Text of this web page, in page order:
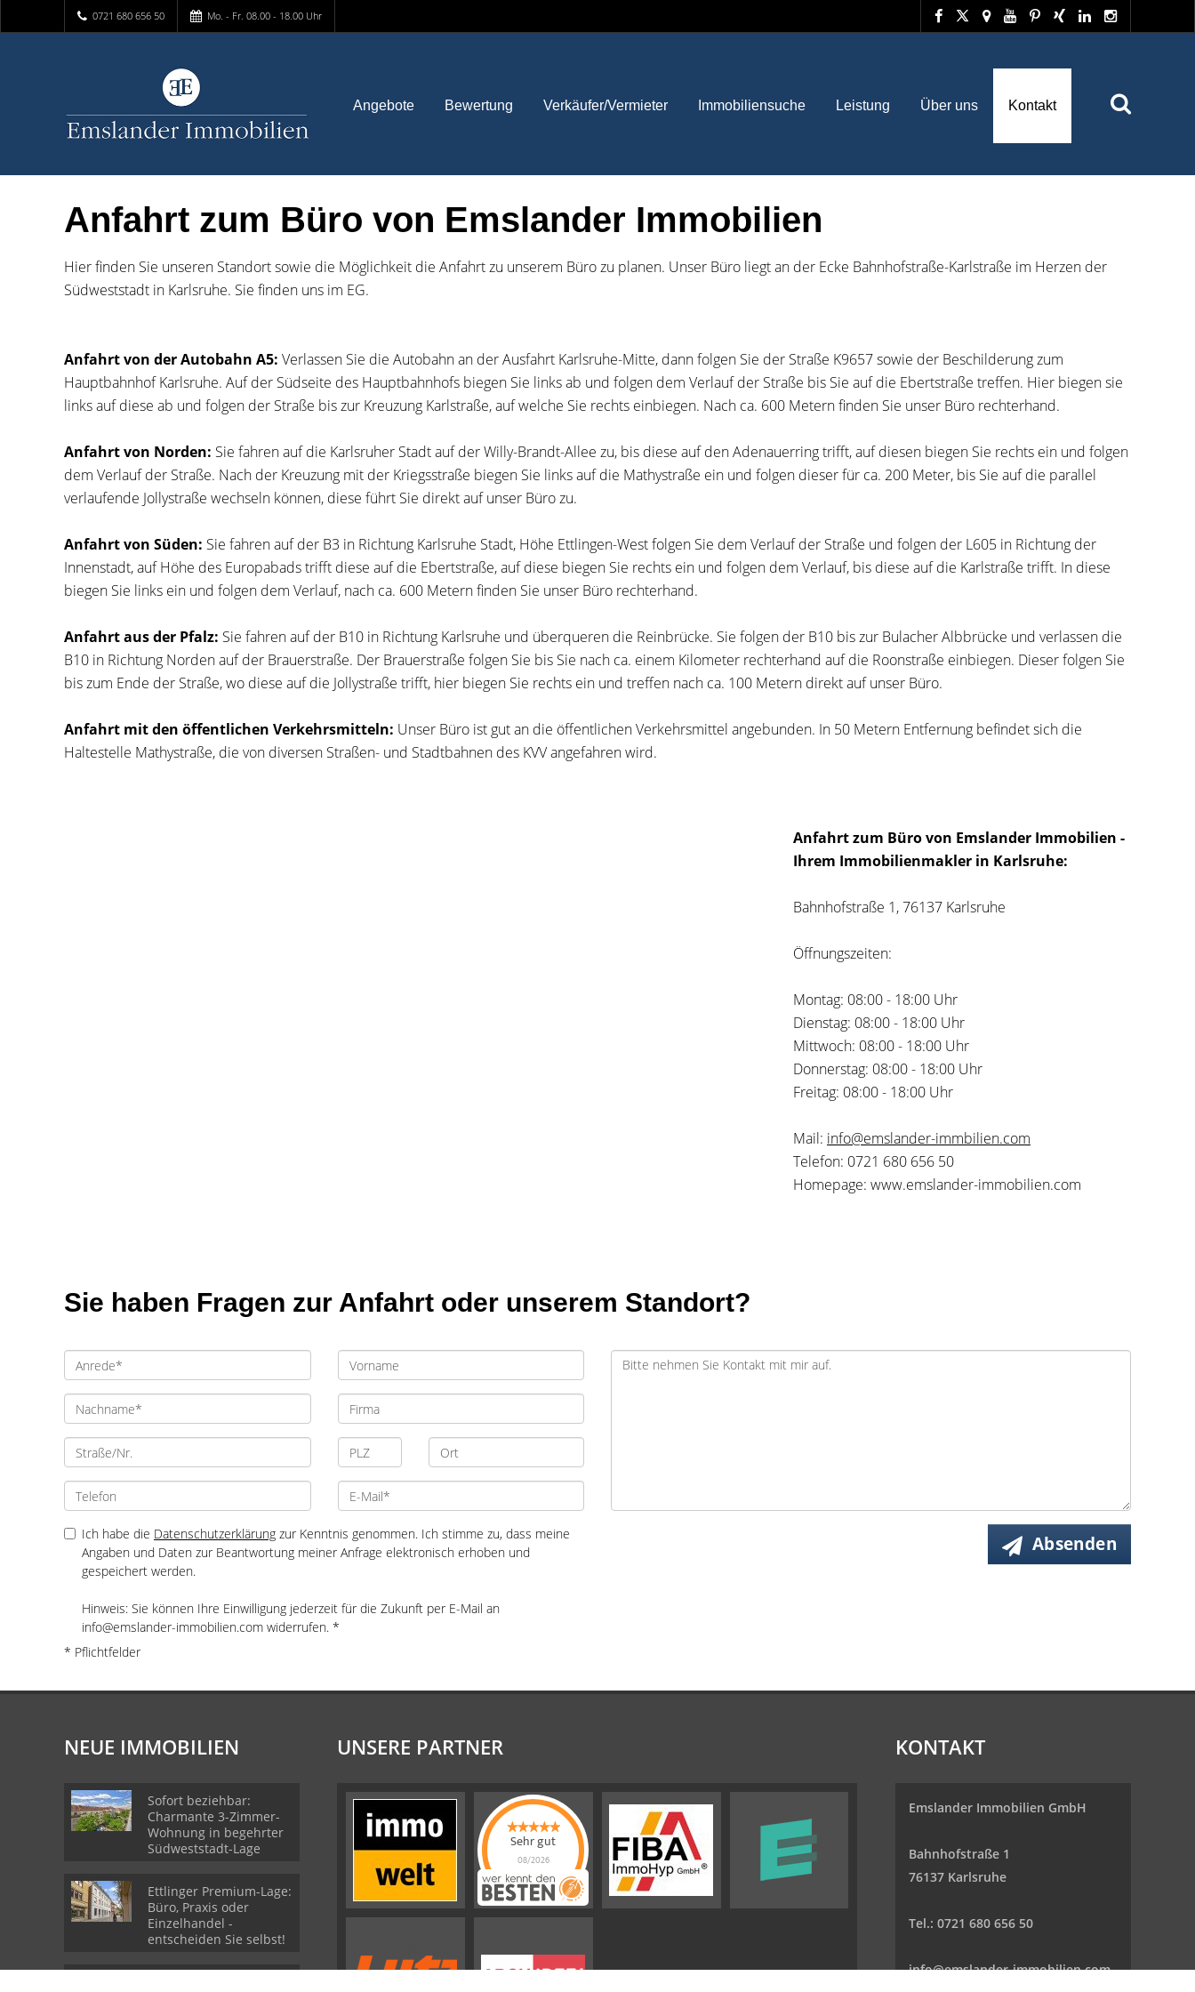
0721 680 656 50 Mo. - Fr. 08.00 - 18.00 Uhr
Angebote Bewertung Verkäufer/Vermieter Immobiliensuche Leistung Über uns Kontakt
Anfahrt zum Büro von Emslander Immobilien
Hier finden Sie unseren Standort sowie die Möglichkeit die Anfahrt zu unserem Büro zu planen. Unser Büro liegt an der Ecke Bahnhofstraße-Karlstraße im Herzen der
Südweststadt in Karlsruhe. Sie finden uns im EG.
Anfahrt von der Autobahn A5: Verlassen Sie die Autobahn an der Ausfahrt Karlsruhe-Mitte, dann folgen Sie der Straße K9657 sowie der Beschilderung zum
Hauptbahnhof Karlsruhe. Auf der Südseite des Hauptbahnhofs biegen Sie links ab und folgen dem Verlauf der Straße bis Sie auf die Ebertstraße treffen. Hier biegen sie
links auf diese ab und folgen der Straße bis zur Kreuzung Karlstraße, auf welche Sie rechts einbiegen. Nach ca. 600 Metern finden Sie unser Büro rechterhand.
Anfahrt von Norden: Sie fahren auf die Karlsruher Stadt auf der Willy-Brandt-Allee zu, bis diese auf den Adenauerring trifft, auf diesen biegen Sie rechts ein und folgen
dem Verlauf der Straße. Nach der Kreuzung mit der Kriegsstraße biegen Sie links auf die Mathystraße ein und folgen dieser für ca. 200 Meter, bis Sie auf die parallel
verlaufende Jollystraße wechseln können, diese führt Sie direkt auf unser Büro zu.
Anfahrt von Süden: Sie fahren auf der B3 in Richtung Karlsruhe Stadt, Höhe Ettlingen-West folgen Sie dem Verlauf der Straße und folgen der L605 in Richtung der
Innenstadt, auf Höhe des Europabads trifft diese auf die Ebertstraße, auf diese biegen Sie rechts ein und folgen dem Verlauf, bis diese auf die Karlstraße trifft. In diese
biegen Sie links ein und folgen dem Verlauf, nach ca. 600 Metern finden Sie unser Büro rechterhand.
Anfahrt aus der Pfalz: Sie fahren auf der B10 in Richtung Karlsruhe und überqueren die Reinbrücke. Sie folgen der B10 bis zur Bulacher Albbrücke und verlassen die
B10 in Richtung Norden auf der Brauerstraße. Der Brauerstraße folgen Sie bis Sie nach ca. einem Kilometer rechterhand auf die Roonstraße einbiegen. Dieser folgen Sie
bis zum Ende der Straße, wo diese auf die Jollystraße trifft, hier biegen Sie rechts ein und treffen nach ca. 100 Metern direkt auf unser Büro.
Anfahrt mit den öffentlichen Verkehrsmitteln: Unser Büro ist gut an die öffentlichen Verkehrsmittel angebunden. In 50 Metern Entfernung befindet sich die
Haltestelle Mathystraße, die von diversen Straßen- und Stadtbahnen des KVV angefahren wird.
Anfahrt zum Büro von Emslander Immobilien -
Ihrem Immobilienmakler in Karlsruhe:
Bahnhofstraße 1, 76137 Karlsruhe
Öffnungszeiten:
Montag: 08:00 - 18:00 Uhr
Dienstag: 08:00 - 18:00 Uhr
Mittwoch: 08:00 - 18:00 Uhr
Donnerstag: 08:00 - 18:00 Uhr
Freitag: 08:00 - 18:00 Uhr
Mail: info@emslander-immbilien.com
Telefon: 0721 680 656 50
Homepage: www.emslander-immobilien.com
Sie haben Fragen zur Anfahrt oder unserem Standort?
Ich habe die Datenschutzerklärung zur Kenntnis genommen. Ich stimme zu, dass meine
Angaben und Daten zur Beantwortung meiner Anfrage elektronisch erhoben und
gespeichert werden.
Hinweis: Sie können Ihre Einwilligung jederzeit für die Zukunft per E-Mail an
info@emslander-immobilien.com widerrufen. *
* Pflichtfelder
Absenden
NEUE IMMOBILIEN
Sofort beziehbar:
Charmante 3-Zimmer-
Wohnung in begehrter
Südweststadt-Lage
Ettlinger Premium-Lage:
Büro, Praxis oder
Einzelhandel -
entscheiden Sie selbst!
UNSERE PARTNER
Sehr gut
08/2026
Emslander
Immobilien GMBH
hat4.88von5
GMBHBewertungen
auf
KONTAKT
Emslander Immobilien GmbH
Bahnhofstraße 1
76137 Karlsruhe
Tel.: 0721 680 656 50
info@emslander-immobilien.com